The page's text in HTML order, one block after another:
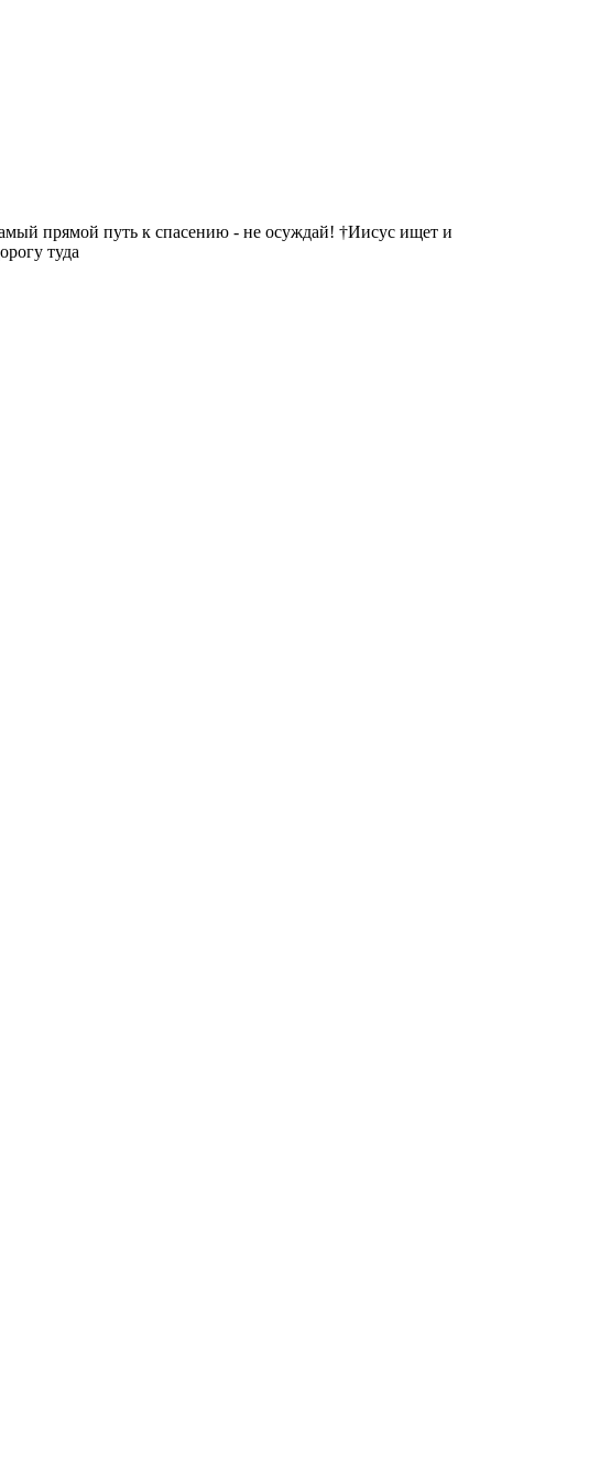
прямой путь к спасению - не осуждай! †Иисус ищет и
туда